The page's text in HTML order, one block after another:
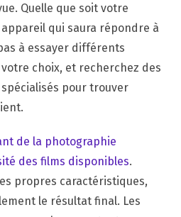
Quelle que soit votre
qui saura répondre à
à essayer différents
choix, et recherchez des
pour trouver
de la photographie
des films disponibles.
propres caractéristiques,
le résultat final. Les